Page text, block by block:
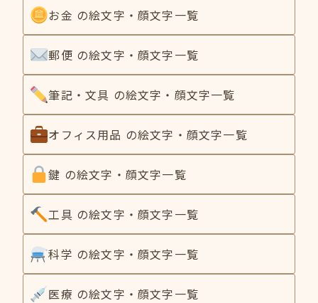
お金 の絵文字・顔文字一覧
郵便 の絵文字・顔文字一覧
筆記・文具 の絵文字・顔文字一覧
オフィス用品 の絵文字・顔文字一覧
鍵 の絵文字・顔文字一覧
工具 の絵文字・顔文字一覧
科学 の絵文字・顔文字一覧
医療 の絵文字・顔文字一覧